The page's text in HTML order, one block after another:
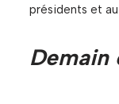
présidents et
Demain